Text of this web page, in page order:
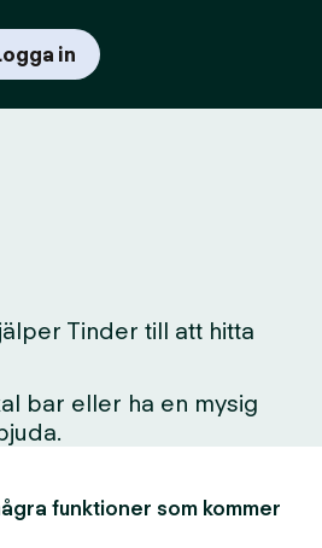
in
Tinder till att hitta
bar eller ha en mysig
funktioner som kommer